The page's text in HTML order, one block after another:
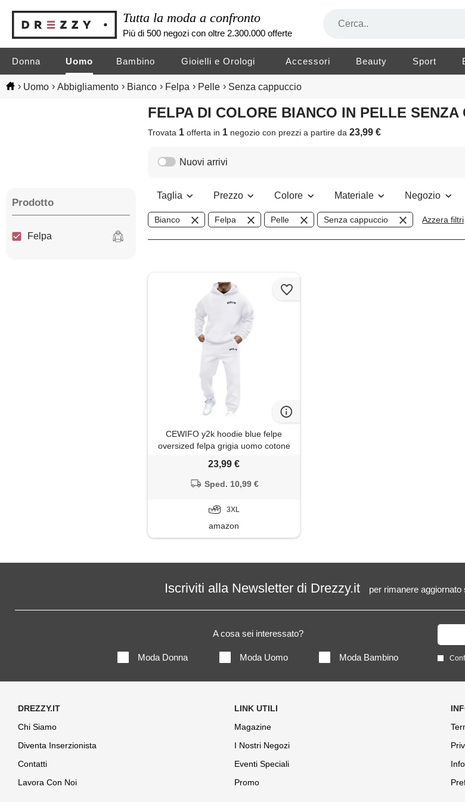
Tutta la moda a confronto
Più di 500 negozi con oltre 2.300.000 offerte
Donna Uomo Bambino Gioielli e Orologi Accessori Beauty Sport
› Uomo › Abbigliamento › Bianco › Felpa › Pelle › Senza cappuccio
FELPA DI COLORE BIANCO IN PELLE SENZA
Trovata 1 offerta in 1 negoziocon prezzi a partire da23,99 €
Prodotto
Felpa
Nuovi arrivi
Taglia Prezzo Colore Materiale Negozio
Bianco Felpa Pelle Senza cappuccio Azzera filtri
CEWIFO y2k hoodie blue felpe
oversized felpa grigia uomo cotone
nera senza cappuccio zip up
hoodies men nere con e giacchetto
in pelle mezza stagione da
23,99 €
Sped. 10,99 €
3XL
amazon
Iscriviti alla Newsletter di Drezzy.it per rimanere aggiornato
A cosa sei interessato?
Moda Donna Moda Uomo Moda Bambino
Chi Siamo
Diventa Inserzionista
Contatti
Lavora Con Noi
Magazine
I Nostri Negozi
Eventi Speciali
Promo